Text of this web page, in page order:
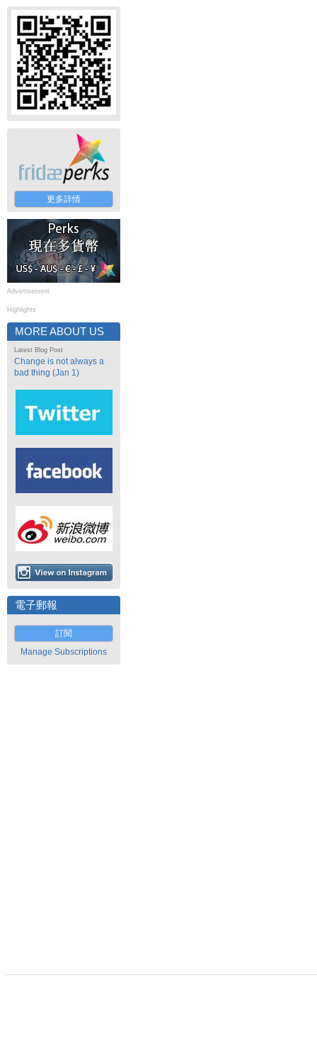
更多詳情
Advertisement
Highlights
MORE ABOUT US
Latest Blog Post
Change is not always a
bad thing (Jan 1)
電子郵報
訂閱
Manage Subscriptions